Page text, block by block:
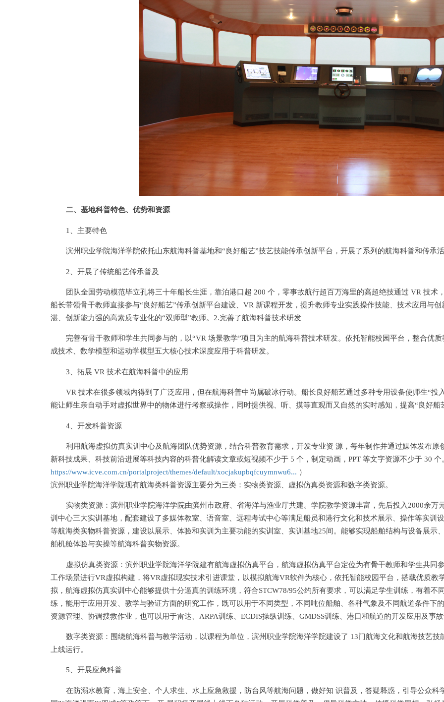
二、基地科普特色、优势和资源
1、主要特色
滨州职业学院海洋学院依托山东航海科普基地和“良好船艺”技艺技能传承创新平台，开展了系列的航海科普和传承
2、开展了传统船艺传承普及
团队全国劳动模范毕立孔将三十年船长生涯，靠泊港口超 200 个，零事故航行超百万海里的高超绝技通过 VR 技术
船长带领骨干教师直接参与“良好船艺”传承创新平台建设、VR 新课程开发，提升教师专业实践操作技能、技术应用与
湛、创新能力强的高素质专业化的“双师型”教师。2.完善了航海科普技术研发
完善有骨干教师和学生共同参与的，以“VR 场景教学”项目为主的航海科普技术研发。依托智能校园平台，整合优
成技术、数学模型和运动学模型五大核心技术深度应用于科普研发。
3、拓展 VR 技术在航海科普中的应用
VR 技术在很多领域内得到了广泛应用，但在航海科普中尚属破冰行动。船长良好船艺通过多种专用设备使师生“投
能让师生亲自动手对虚拟世界中的物体进行考察或操作，同时提供视、听、摸等直观而又自然的实时感知，提高“良好
4、开发科普资源
利用航海虚拟仿真实训中心及航海团队优势资源，结合科普教育需求，开发专业资 源，每年制作并通过媒体发布
新科技成果、科技前沿进展等科技内容的科普化解读文章或短视频不少于 5 个，制定动画，PPT 等文字资源不少于 30
https://www.icve.com.cn/portalproject/themes/default/xocjakupbqfcuymnwu6... ）
滨州职业学院海洋学院现有航海类科普资源主要分为三类：实物类资源、虚拟仿真类资源和数字类资源。
实物类资源：滨州职业学院海洋学院由滨州市政府、省海洋与渔业厅共建。学院教学资源丰富，先后投入2000余
训中心三大实训基地，配套建设了多媒体教室、语音室、远程考试中心等满足船员和港行文化和技术展示、操作等实训
等航海类实物科普资源，建设以展示、体验和实训为主要功能的实训室、实训基地25间。能够实现船舶结构与设备展示
舶机舱体验与实操等航海科普实物资源。
虚拟仿真类资源：滨州职业学院海洋学院建有航海虚拟仿真平台，航海虚拟仿真平台定位为有骨干教师和学生共同
工作场景进行VR虚拟构建，将VR虚拟现实技术引进课堂，以模拟航海VR软件为核心，依托智能校园平台，搭载优质
拟，航海虚拟仿真实训中心能够提供十分逼真的训练环境，符合STCW78/95公约所有要求，可以满足学生训练，有着
练，能用于应用开发、教学与验证方面的研究工作，既可以用于不同类型，不同吨位船舶、各种气象及不同航道条件下
资源管理、协调搜救作业，也可以用于雷达、ARPA训练、ECDIS操纵训练、GMDSS训练、港口和航道的开发应用及事
数字类资源：围绕航海科普与教学活动，以课程为单位，滨州职业学院海洋学院建设了 13门航海文化和航海技艺
上线运行。
5、开展应急科普
在防溺水教育，海上安全、个人求生、水上应急救援，防台风等航海问题，做好知 识普及，答疑释惑，引导公众